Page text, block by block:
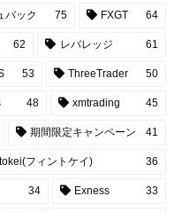
バック 75 FXGT 64
62 レバレッジ 61
53 ThreeTrader 50
48 xmtrading 45
期間限定キャンペーン 41
フィントケイ) 36
34 Exness 33